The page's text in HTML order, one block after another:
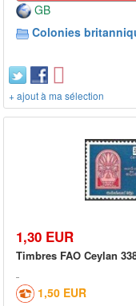
GB
Colonies
+ ajout à ma sélection
1,30 EUR
Timbres FAO Ceylan
1,50 EUR